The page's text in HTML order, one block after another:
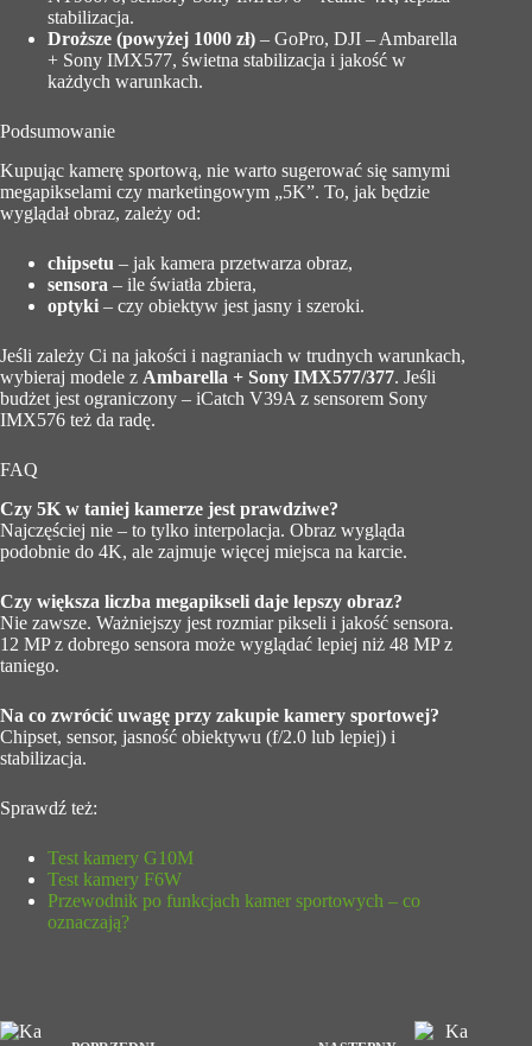
stabilizacja.
Droższe (powyżej 1000 zł) – GoPro, DJI – Ambarella
+ Sony IMX577, świetna stabilizacja i jakość w
każdych warunkach.
Podsumowanie
Kupując kamerę sportową, nie warto sugerować się samymi
megapikselami czy marketingowym „5K”. To, jak będzie
wyglądał obraz, zależy od:
chipsetu – jak kamera przetwarza obraz,
sensora – ile światła zbiera,
optyki – czy obiektyw jest jasny i szeroki.
Jeśli zależy Ci na jakości i nagraniach w trudnych warunkach,
wybieraj modele z Ambarella + Sony IMX577/377. Jeśli
budżet jest ograniczony – iCatch V39A z sensorem Sony
IMX576 też da radę.
FAQ
Czy 5K w taniej kamerze jest prawdziwe?
Najczęściej nie – to tylko interpolacja. Obraz wygląda
podobnie do 4K, ale zajmuje więcej miejsca na karcie.
Czy większa liczba megapikseli daje lepszy obraz?
Nie zawsze. Ważniejszy jest rozmiar pikseli i jakość sensora.
12 MP z dobrego sensora może wyglądać lepiej niż 48 MP z
taniego.
Na co zwrócić uwagę przy zakupie kamery sportowej?
Chipset, sensor, jasność obiektywu (f/2.0 lub lepiej) i
stabilizacja.
Sprawdź też:
Test kamery G10M
Test kamery F6W
Przewodnik po funkcjach kamer sportowych – co
oznaczają?